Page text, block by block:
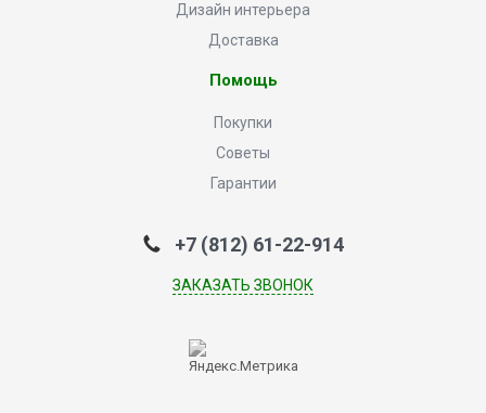
Дизайн интерьера
Доставка
Помощь
Покупки
Советы
Гарантии
+7 (812) 61-22-914
ЗАКАЗАТЬ ЗВОНОК